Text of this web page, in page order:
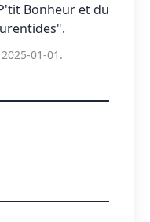
Bonheur et du
01-01.